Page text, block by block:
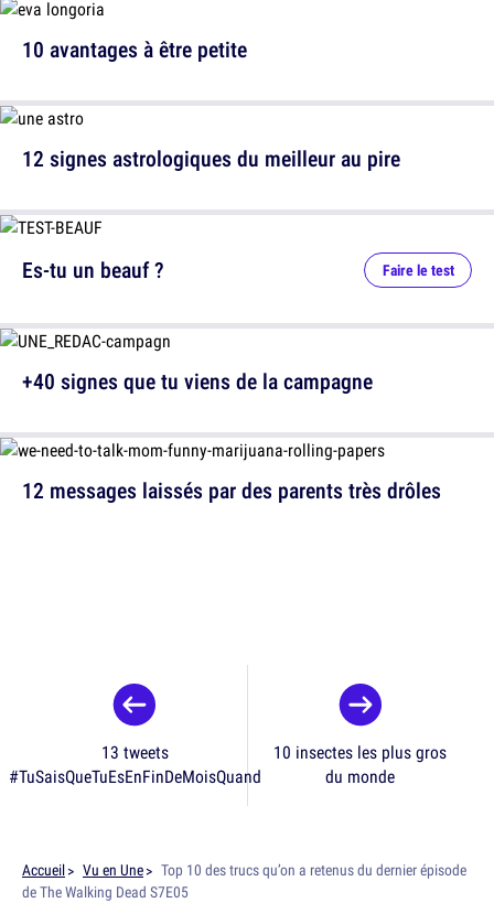
10 avantages à être petite
12 signes astrologiques du meilleur au pire
12 messages laissés par des parents très drôles
Es-tu un beauf ? Faire le test
+40 signes que tu viens de la campagne
13 tweets
#TuSaisQueTuEsEnFinDeMoisQuand
10 insectes les plus gros
du monde
Accueil Vu en Une
Top 10 des trucs qu’on a retenus du dernier épisode
de The Walking Dead S7E05